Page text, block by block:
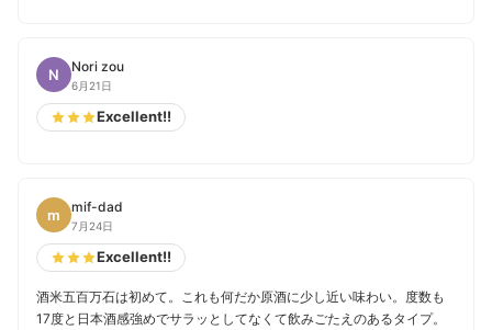
N Nori zou
6月21日
Excellent!!
m mif-dad
7月24日
Excellent!!
酒米五百万石は初めて。これも何だか原酒に少し近い味わい。度数も
17度と日本酒感強めでサラッとしてなくて飲みごたえのあるタイプ。